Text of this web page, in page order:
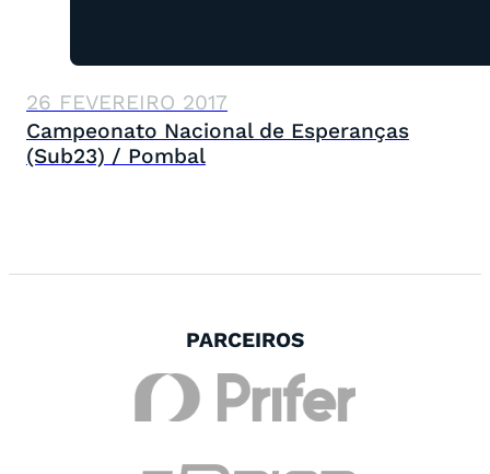
26 FEVEREIRO 2017
Campeonato Nacional de Esperanças
(Sub23) / Pombal
PARCEIROS